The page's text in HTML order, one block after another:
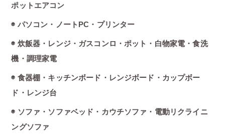
ポットエアコン
◉ パソコン・ノートPC・プリンター
◉ 炊飯器・レンジ・ガスコンロ・ポット・白物家電・食洗
機・調理家電
◉ 食器棚・キッチンボード・レンジボード・カップボー
ド・レンジ台
◉ ソファ・ソファベッド・カウチソファ・電動リクライニ
ングソファ